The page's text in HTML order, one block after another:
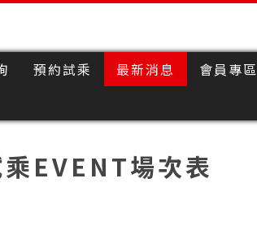
預約試乘 最新消息 會員專區
EVENT場次表